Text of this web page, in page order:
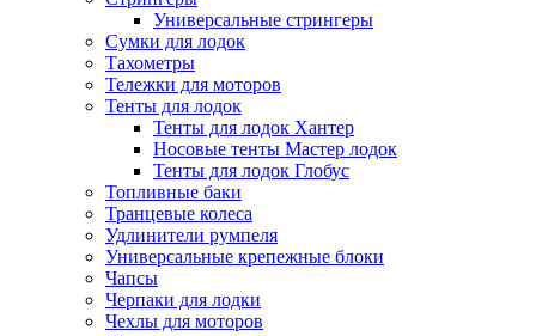
Универсальные стрингеры
Сумки для лодок
Тахометры
Тележки для моторов
Тенты для лодок
Тенты для лодок Хантер
Носовые тенты Мастер лодок
Тенты для лодок Глобус
Топливные баки
Транцевые колеса
Удлинители румпеля
Универсальные крепежные блоки
Чапсы
Черпаки для лодки
Чехлы для моторов